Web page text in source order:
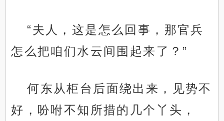
“夫人，这是怎么回事，那官兵
怎么把咱们水云间围起来了？”
何东从柜台后面绕出来，见势不
好，吩咐不知所措的几个丫头，